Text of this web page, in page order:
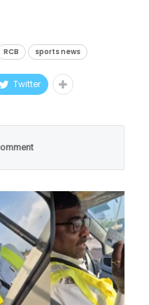
driver is
fans in RCB
RCB sports news
Twitter